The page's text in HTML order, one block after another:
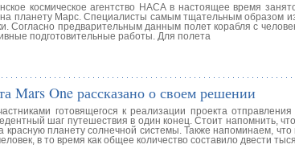
космическое агентство НАСА в настоящее время
на планету Марс. Специалисты самым тщательным образом
Согласно предварительным данным полет корабля с
подготовительные работы. Для полета
Mars One рассказано о своем решении
готовящегося к реализации проекта
шаг путешествия в один конец. Стоит напомнить,
красную планету солнечной системы. Также напоминаем,
в то время как общее количество составило двести